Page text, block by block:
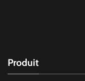
Produit